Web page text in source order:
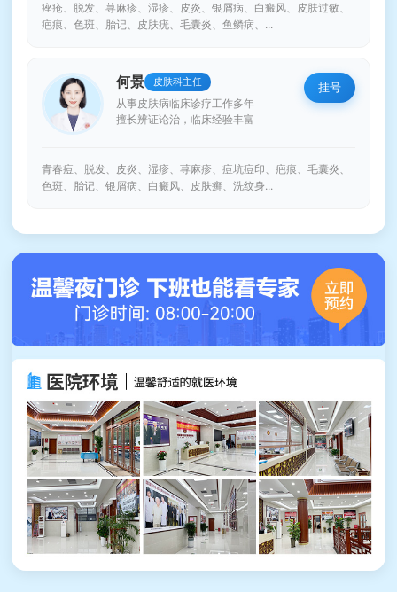
痤疮、脱发、荨麻疹、湿疹、皮炎、银屑病、白癜风、皮肤过敏、
疤痕、色斑、胎记、皮肤疣、毛囊炎、鱼鳞病、...
何景 皮肤科主任
从事皮肤病临床诊疗工作多年
擅长辨证论治，临床经验丰富
挂号
青春痘、脱发、皮炎、湿疹、荨麻疹、痘坑痘印、疤痕、毛囊炎、
色斑、胎记、银屑病、白癜风、皮肤癣、洗纹身...